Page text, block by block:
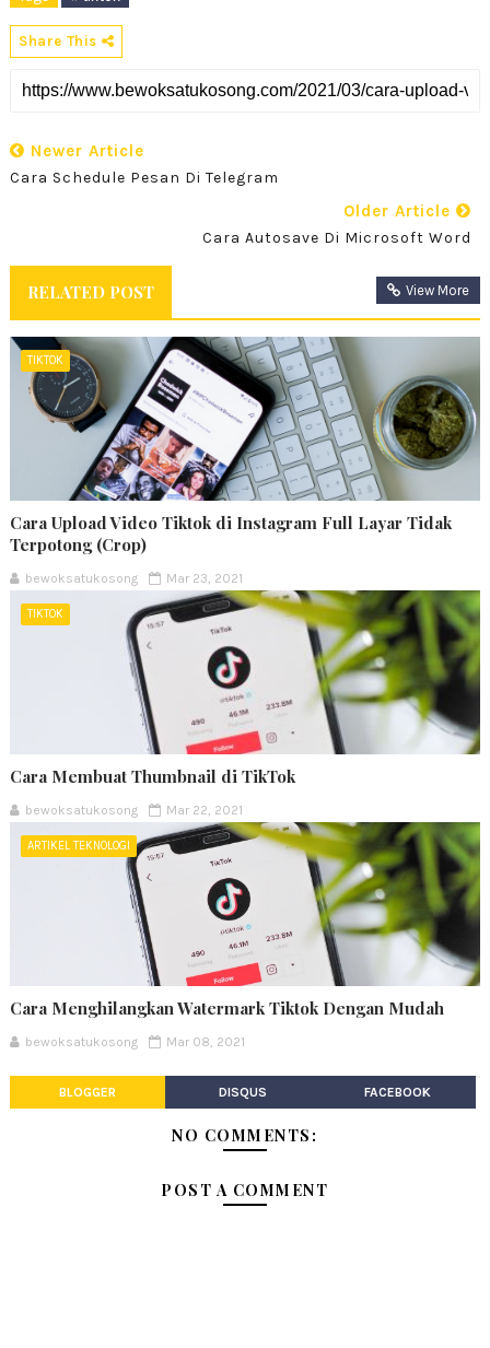
Share This
Newer Article
Cara Schedule Pesan Di Telegram
Older Article
Cara Autosave Di Microsoft Word
RELATED POST View More
TIKTOK
Cara Upload Video Tiktok di Instagram Full Layar Tidak
Terpotong (Crop)
bewoksatukosong Mar 23, 2021
TIKTOK
Cara Membuat Thumbnail di TikTok
bewoksatukosong Mar 22, 2021
ARTIKEL TEKNOLOGI
Cara Menghilangkan Watermark Tiktok Dengan Mudah
bewoksatukosong Mar 08, 2021
BLOGGER DISQUS FACEBOOK
NO COMMENTS:
POST A COMMENT